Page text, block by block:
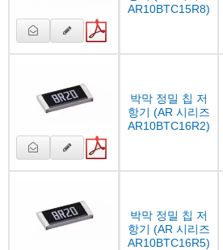
AR10BTC15R8)
박막 정밀 칩 저
항기 (AR 시리즈
AR10BTC16R2)
박막 정밀 칩 저
항기 (AR 시리즈
AR10BTC16R5)